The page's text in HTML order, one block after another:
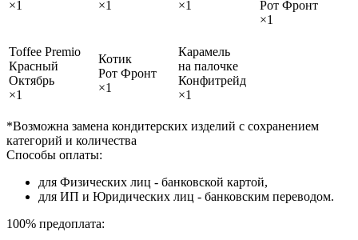
×1
×1
×1
Рот Фронт
×1
Toffee Premio
Красный
Октябрь
×1
Котик
Рот Фронт
×1
Карамель
на палочке
Конфитрейд
×1
*Возможна замена кондитерских изделий с сохранением
категорий и количества
Способы оплаты:
для Физических лиц - банковской картой,
для ИП и Юридических лиц - банковским переводом.
100% предоплата: